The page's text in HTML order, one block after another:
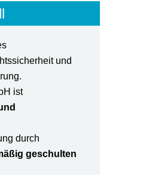
und
ist
durch
geschulten